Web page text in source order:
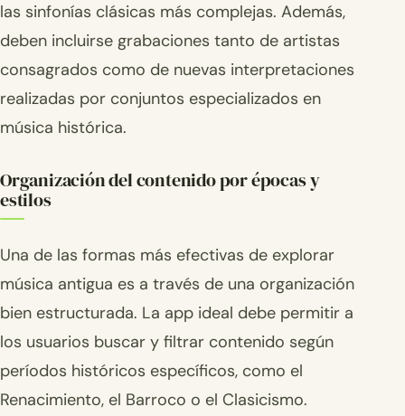
las sinfonías clásicas más complejas. Además,
deben incluirse grabaciones tanto de artistas
consagrados como de nuevas interpretaciones
realizadas por conjuntos especializados en
música histórica.
Organización del contenido por épocas y
estilos
Una de las formas más efectivas de explorar
música antigua es a través de una organización
bien estructurada. La app ideal debe permitir a
los usuarios buscar y filtrar contenido según
períodos históricos específicos, como el
Renacimiento, el Barroco o el Clasicismo.